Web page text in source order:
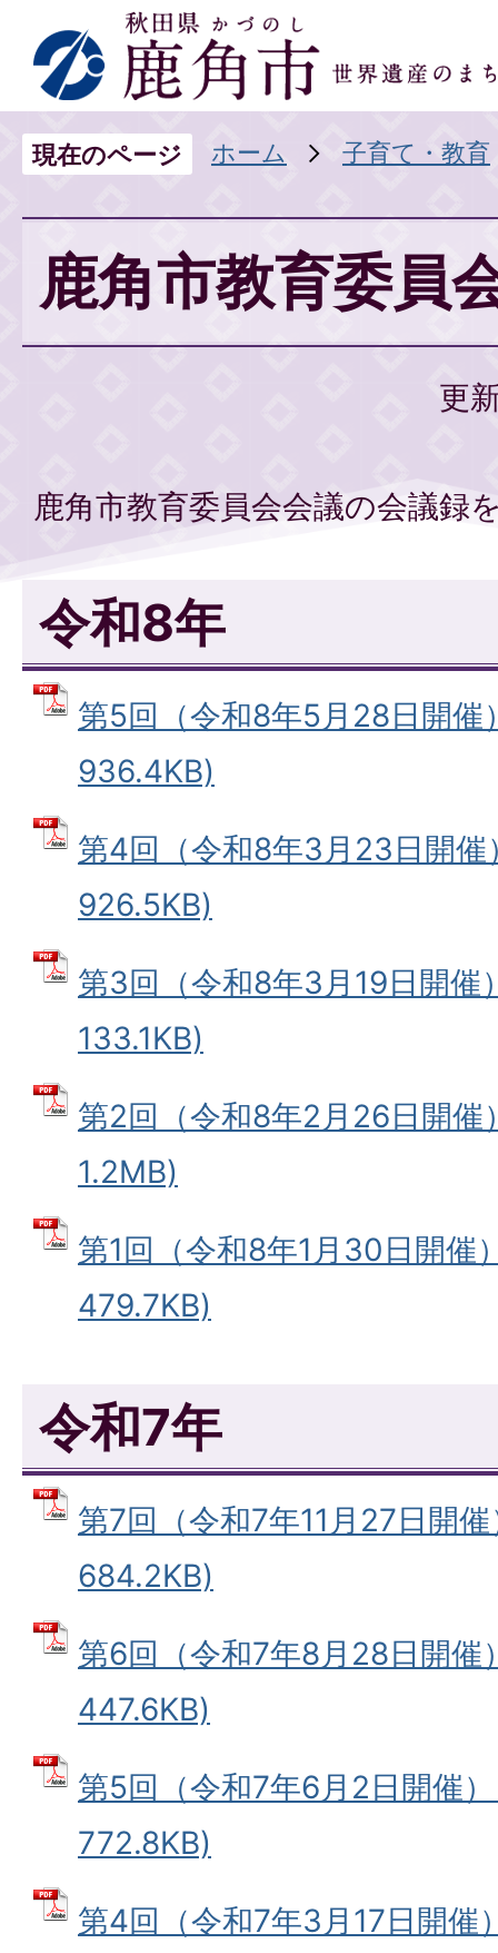
現在のページ ホーム 子育て・教育
鹿角市教育委員
更
鹿角市教育委員会会議の会議録
令和8年
第5回（令和8年5月28日開催
936.4KB)
第4回（令和8年3月23日開催
926.5KB)
第3回（令和8年3月19日開催
133.1KB)
第2回（令和8年2月26日開催
1.2MB)
第1回（令和8年1月30日開催
479.7KB)
令和7年
第7回（令和7年11月27日開
684.2KB)
第6回（令和7年8月28日開催
447.6KB)
第5回（令和7年6月2日開催
772.8KB)
第4回（令和7年3月17日開催